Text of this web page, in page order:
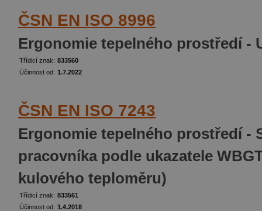
ČSN EN ISO 8996
Ergonomie tepelného prostředí -
Třídicí znak: 833560
Účinnost od: 1.7.2022
ČSN EN ISO 7243
Ergonomie tepelného prostředí -
pracovníka podle ukazatele
kulového teploměru)
Třídicí znak: 833561
Účinnost od: 1.4.2018